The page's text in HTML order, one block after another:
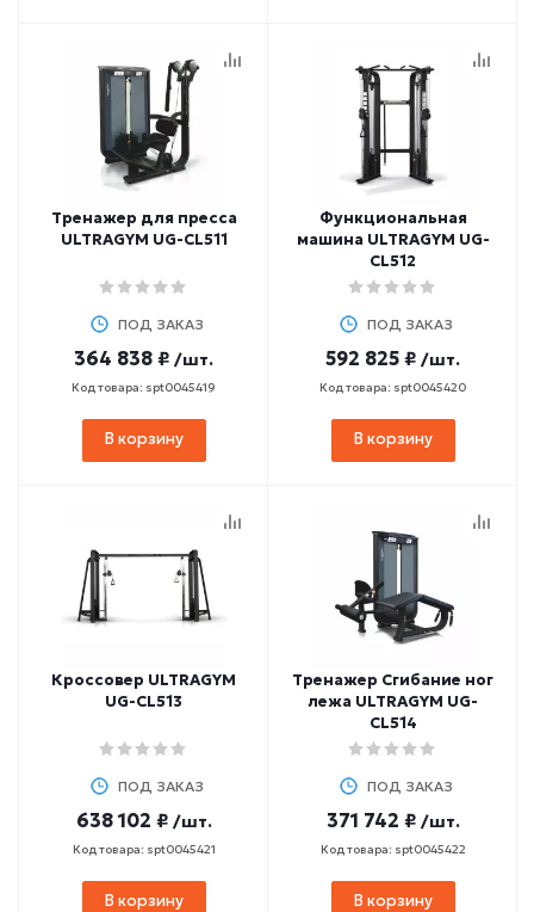
Тренажер для пресса
ULTRAGYM UG-CL511
ПОД ЗАКАЗ
364 838 ₽ /шт.
Код товара: spt0045419
В корзину
Функциональная
машина ULTRAGYM UG-
CL512
ПОД ЗАКАЗ
592 825 ₽ /шт.
Код товара: spt0045420
В корзину
Кроссовер ULTRAGYM
UG-CL513
ПОД ЗАКАЗ
638 102 ₽ /шт.
Код товара: spt0045421
В корзину
Тренажер Сгибание ног
лежа ULTRAGYM UG-
CL514
ПОД ЗАКАЗ
371 742 ₽ /шт.
Код товара: spt0045422
В корзину